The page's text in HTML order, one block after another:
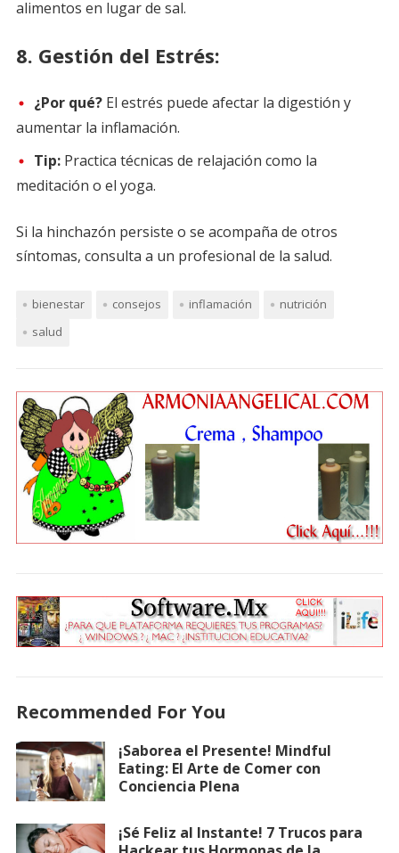
alimentos en lugar de sal.
8. Gestión del Estrés:
¿Por qué?El estrés puede afectar la digestión y
aumentar la inflamación.
Tip:Practica técnicas de relajación como la
meditación o el yoga.
Si la hinchazón persiste o se acompaña de otros
síntomas, consulta a un profesional de la salud.
bienestar consejos inflamación
nutrición
salud
Recommended For You
¡Saborea el Presente! Mindful
Eating: El Arte de Comer con
Conciencia Plena
¡Sé Feliz al Instante! 7 Trucos para